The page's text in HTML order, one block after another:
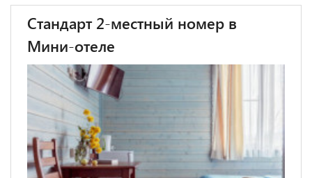
Стандарт 2-местный номер в
Мини-отеле